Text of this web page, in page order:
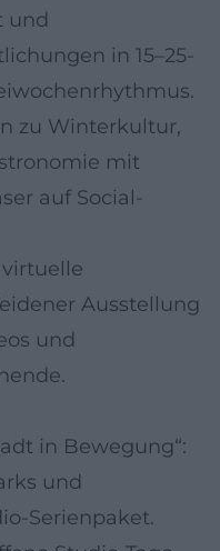
und
in 15–25-
zu Winterkultur,
mit
auf Social-
Ausstellung
und
in Bewegung“:
und
Serienpaket.